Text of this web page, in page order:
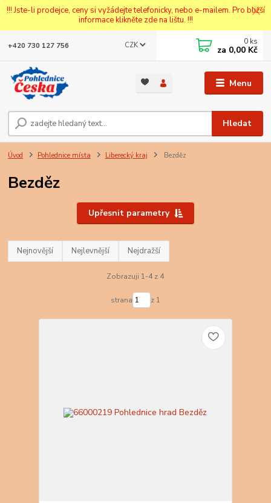
!!! Jste-li prodejce, ceny si vyžádejte telefonicky, nebo e-mailem. Pro bližší
informace klikněte zde na lištu. !!!
Menu
CZK
Hledat
+420 730 127 756 0 ks
za 0,00 Kč
Úvod Pohlednice místa Liberecký kraj Bezděz
Bezděz
Upřesnit parametry
Nejnovější Nejlevnější Nejdražší
Zobrazuji 1-4 z 4
strana z 1